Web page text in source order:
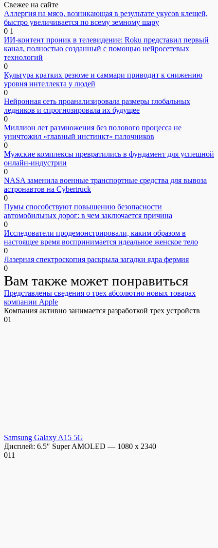
Свежее на сайте
Аллергия на мясо, возникающая в результате укусов клещей,
быстро увеличивается по всему земному шару
0 1
ИИ-контент проник в телевидение: Roku представил первый
канал, полностью созданный с помощью нейросетевых
технологий
0
Культура кратких резюме и саммари приводит к снижению
уровня интеллекта у людей
0
Нейронная сеть проанализировала размеры глобальных
ледников и спрогнозировала их будущее
0
Миллион лет размножения без полового процесса не
уничтожил «главный инстинкт» палочников
0
Мужские комплексы превратились в фундамент для успешной
онлайн-индустрии
0
NASA заменила военные транспортные средства для вывоза
астронавтов на Cybertruck
0
Пумы способствуют повышению безопасности
автомобильных дорог: в чем заключается причина
0
Исследователи продемонстрировали, каким образом в
настоящее время воспринимается идеальное женское тело
0
Лазерная спектроскопия раскрыла загадки ядра фермия
0
Вам также может понравиться
Представлены сведения о трех абсолютно новых товарах
компании Apple
Компания активно занимается разработкой трех устройств
01
Samsung Galaxy A15 5G
Дисплей: 6.5″ Super AMOLED — 1080 x 2340
011